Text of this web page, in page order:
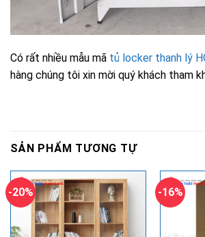
Có rất nhiều mẫu mã tủ locker thanh lý
hàng chúng tôi xin mời quý khách tham
SẢN PHẨM TƯƠNG TỰ
-20% -16%